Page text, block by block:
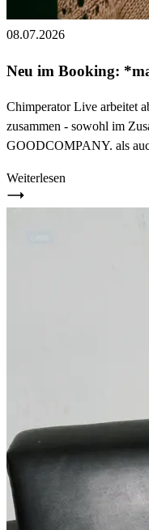
08.07.2026
Neu im Booking:
Chimperator Live arbeitet
zusammen - sowohl im
GOODCOMPANY. als
Weiterlesen